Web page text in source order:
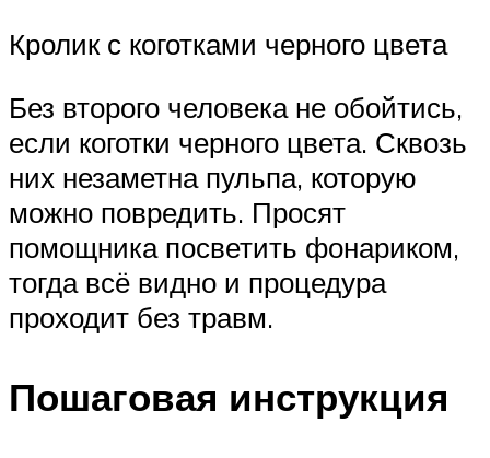
Кролик с коготками черного цвета
Без второго человека не обойтись,
если коготки черного цвета. Сквозь
них незаметна пульпа, которую
можно повредить. Просят
помощника посветить фонариком,
тогда всё видно и процедура
проходит без травм.
Пошаговая инструкция